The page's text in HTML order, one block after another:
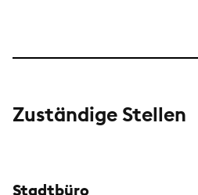
Zuständige Stellen
Stadtbüro